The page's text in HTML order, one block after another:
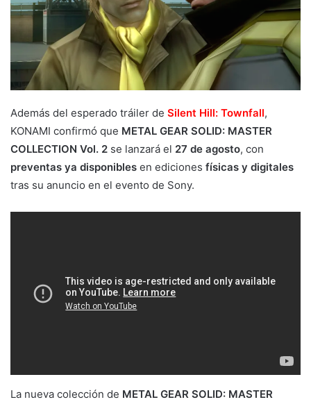
Además del esperado tráiler de Silent Hill: Townfall,
KONAMI confirmó que METAL GEAR SOLID: MASTER
COLLECTION Vol. 2 se lanzará el 27 de agosto, con
preventas ya disponibles en ediciones físicas y digitales
tras su anuncio en el evento de Sony.
La nueva colección de METAL GEAR SOLID: MASTER